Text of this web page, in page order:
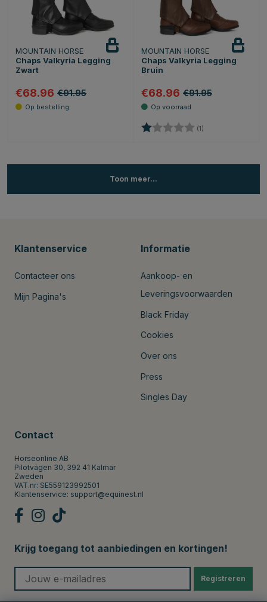
MOUNTAIN HORSE
Chaps Valkyria Legging
Zwart
€68.96 €91.95
MOUNTAIN HORSE
Chaps Valkyria Legging
Bruin
€68.96 €91.95
Beoordeling: (1)
Toon meer...
Klantenservice
Contacteer ons
Mijn Pagina's
Informatie
Aankoop- en
Leveringsvoorwaarden
Black Friday
Cookies
Over ons
Press
Singles Day
Contact
Horseonline AB
Pilotvägen 30, 392 41 Kalmar
Zweden
VAT.nr: SE559123992501
Klantenservice: support@equinest.nl
Krijg toegang tot aanbiedingen en kortingen!
Registreren